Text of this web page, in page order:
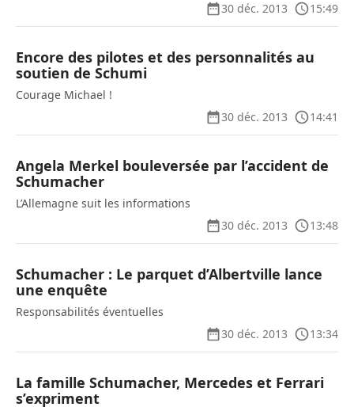
30 déc. 2013
15:49
Encore des pilotes et des personnalités au
soutien de Schumi
Courage Michael !
30 déc. 2013
14:41
Angela Merkel bouleversée par l’accident de
Schumacher
L’Allemagne suit les informations
30 déc. 2013
13:48
Schumacher : Le parquet d’Albertville lance
une enquête
Responsabilités éventuelles
30 déc. 2013
13:34
La famille Schumacher, Mercedes et Ferrari
s’expriment